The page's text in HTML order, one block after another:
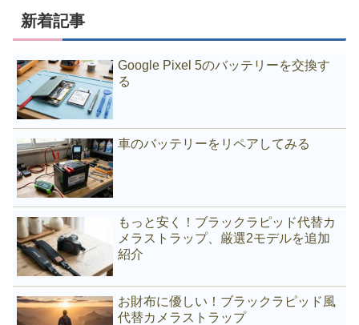
新着記事
Google Pixel 5のバッテリーを交換す
る
車のバッテリーをリペアしてみる
もっと安く！ブラックラピッド代替カ
メラストラップ、厳選2モデルを追加
紹介
お財布に優しい！ブラックラピッド風
代替カメラストラップ